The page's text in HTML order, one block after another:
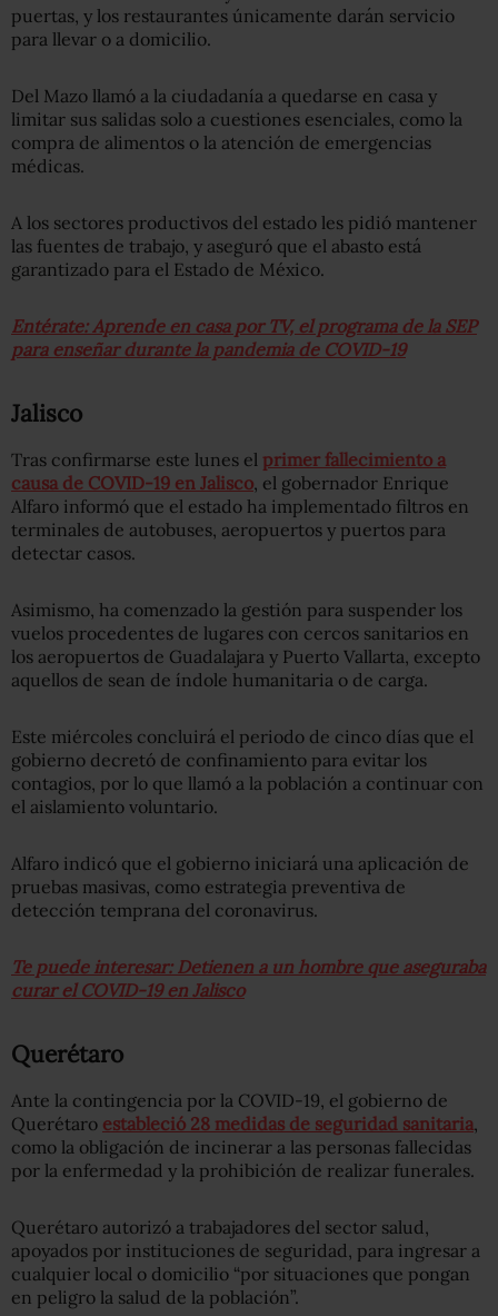
puertas, y los restaurantes únicamente darán servicio
para llevar o a domicilio.
Del Mazo llamó a la ciudadanía a quedarse en casa y
limitar sus salidas solo a cuestiones esenciales, como la
compra de alimentos o la atención de emergencias
médicas.
A los sectores productivos del estado les pidió mantener
las fuentes de trabajo, y aseguró que el abasto está
garantizado para el Estado de México.
Entérate: Aprende en casa por TV, el programa de la SEP
para enseñar durante la pandemia de COVID-19
Jalisco
Tras confirmarse este lunes el primer fallecimiento a
causa de COVID-19 en Jalisco , el gobernador Enrique
Alfaro informó que el estado ha implementado filtros en
terminales de autobuses, aeropuertos y puertos para
detectar casos.
Asimismo, ha comenzado la gestión para suspender los
vuelos procedentes de lugares con cercos sanitarios en
los aeropuertos de Guadalajara y Puerto Vallarta, excepto
aquellos de sean de índole humanitaria o de carga.
Este miércoles concluirá el periodo de cinco días que el
gobierno decretó de confinamiento para evitar los
contagios, por lo que llamó a la población a continuar con
el aislamiento voluntario.
Alfaro indicó que el gobierno iniciará una aplicación de
pruebas masivas, como estrategia preventiva de
detección temprana del coronavirus.
Te puede interesar: Detienen a un hombre que aseguraba
curar el COVID-19 en Jalisco
Querétaro
Ante la contingencia por la COVID-19, el gobierno de
Querétaro estableció 28 medidas de seguridad sanitaria
como la obligación de incinerar a las personas fallecidas
por la enfermedad y la prohibición de realizar funerales.
Querétaro autorizó a trabajadores del sector salud,
apoyados por instituciones de seguridad, para ingresar a
cualquier local o domicilio “por situaciones que pongan
en peligro la salud de la población”.